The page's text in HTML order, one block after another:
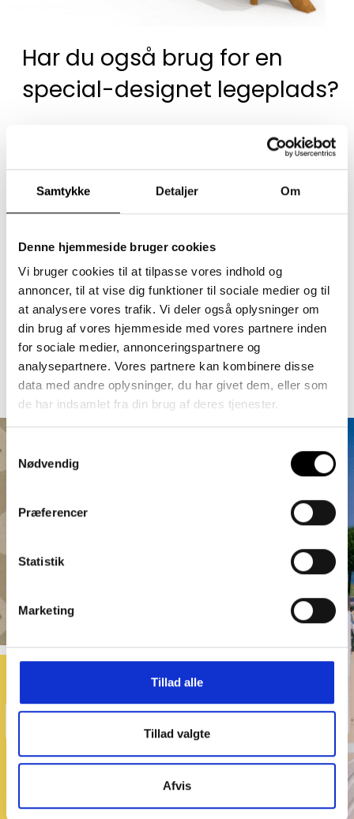
Samtykke Detaljer Om
Denne hjemmeside bruger cookies
Vi bruger cookies til at tilpasse vores indhold og
annoncer, til at vise dig funktioner til sociale medier og til
at analysere vores trafik. Vi deler også oplysninger om
din brug af vores hjemmeside med vores partnere inden
for sociale medier, annonceringspartnere og
analysepartnere. Vores partnere kan kombinere disse
data med andre oplysninger, du har givet dem, eller som
de har indsamlet fra din brug af deres tjenester.
Nødvendig
Præferencer
Statistik
Marketing
Tillad alle
Tillad valgte
Afvis
Har du også brug for en
special-designet legeplads?
projekter til legeområder.